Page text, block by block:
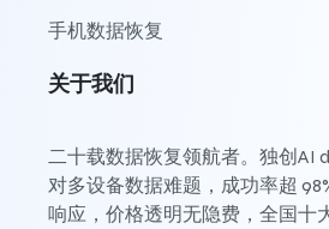
手机数据恢复
关于我们
二十载数据恢复领航者。独创AI
对多设备数据难题，成功率超
响应，价格透明无隐费，全国十